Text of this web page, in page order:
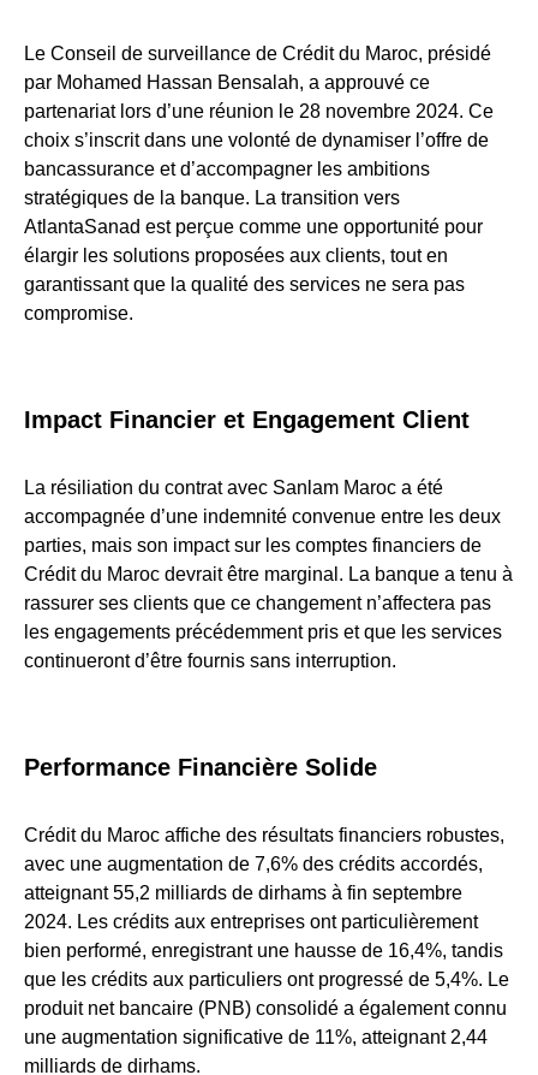
Le Conseil de surveillance de Crédit du Maroc, présidé
par Mohamed Hassan Bensalah, a approuvé ce
partenariat lors d’une réunion le 28 novembre 2024. Ce
choix s’inscrit dans une volonté de dynamiser l’offre de
bancassurance et d’accompagner les ambitions
stratégiques de la banque. La transition vers
AtlantaSanad est perçue comme une opportunité pour
élargir les solutions proposées aux clients, tout en
garantissant que la qualité des services ne sera pas
compromise.
Impact Financier et Engagement Client
La résiliation du contrat avec Sanlam Maroc a été
accompagnée d’une indemnité convenue entre les deux
parties, mais son impact sur les comptes financiers de
Crédit du Maroc devrait être marginal. La banque a tenu à
rassurer ses clients que ce changement n’affectera pas
les engagements précédemment pris et que les services
continueront d’être fournis sans interruption.
Performance Financière Solide
Crédit du Maroc affiche des résultats financiers robustes,
avec une augmentation de 7,6% des crédits accordés,
atteignant 55,2 milliards de dirhams à fin septembre
2024. Les crédits aux entreprises ont particulièrement
bien performé, enregistrant une hausse de 16,4%, tandis
que les crédits aux particuliers ont progressé de 5,4%. Le
produit net bancaire (PNB) consolidé a également connu
une augmentation significative de 11%, atteignant 2,44
milliards de dirhams.